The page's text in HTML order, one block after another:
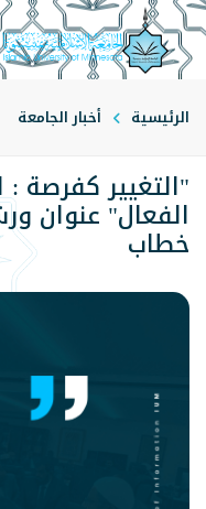
الرئيسية أخبار الجامعة
"التغيير كفرصة :
الفعال" عنوان
خطاب